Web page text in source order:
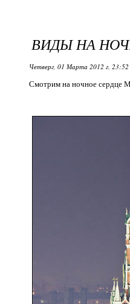
ВИДЫ НА
Четверг, 01 Марта 2012 г. 23:52
Смотрим на ночное сердце